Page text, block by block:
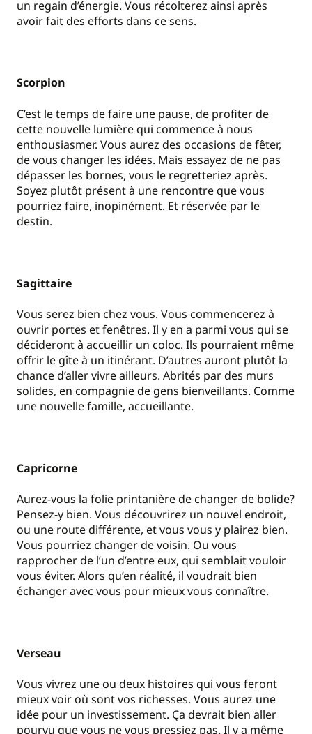
un regain d’énergie. Vous récolterez ainsi après
avoir fait des efforts dans ce sens.
Scorpion
C’est le temps de faire une pause, de profiter de
cette nouvelle lumière qui commence à nous
enthousiasmer. Vous aurez des occasions de fêter,
de vous changer les idées. Mais essayez de ne pas
dépasser les bornes, vous le regretteriez après.
Soyez plutôt présent à une rencontre que vous
pourriez faire, inopinément. Et réservée par le
destin.
Sagittaire
Vous serez bien chez vous. Vous commencerez à
ouvrir portes et fenêtres. Il y en a parmi vous qui se
décideront à accueillir un coloc. Ils pourraient même
offrir le gîte à un itinérant. D’autres auront plutôt la
chance d’aller vivre ailleurs. Abrités par des murs
solides, en compagnie de gens bienveillants. Comme
une nouvelle famille, accueillante.
Capricorne
Aurez-vous la folie printanière de changer de bolide?
Pensez-y bien. Vous découvrirez un nouvel endroit,
ou une route différente, et vous vous y plairez bien.
Vous pourriez changer de voisin. Ou vous
rapprocher de l’un d’entre eux, qui semblait vouloir
vous éviter. Alors qu’en réalité, il voudrait bien
échanger avec vous pour mieux vous connaître.
Verseau
Vous vivrez une ou deux histoires qui vous feront
mieux voir où sont vos richesses. Vous aurez une
idée pour un investissement. Ça devrait bien aller
pourvu que vous ne vous pressiez pas. Il y a même